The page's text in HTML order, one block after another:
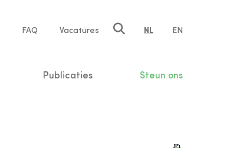
FAQ Vacatures NL EN
Publicaties Steun ons